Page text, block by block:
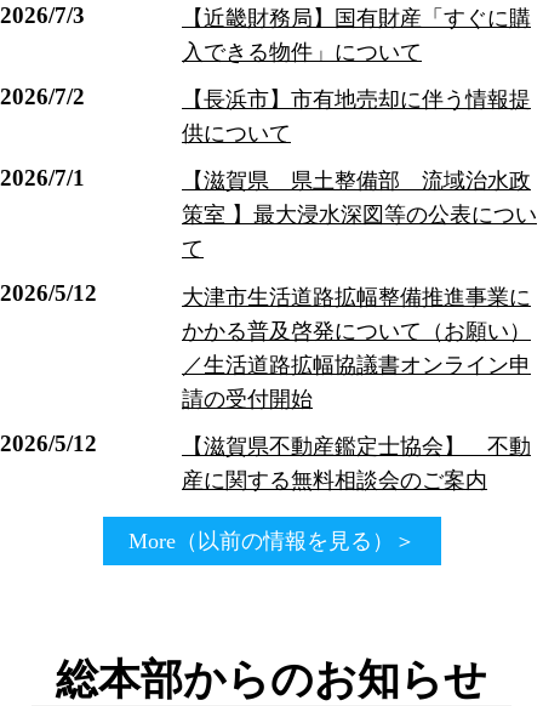
2026/7/3
【近畿財務局】国有財産「すぐに購
入できる物件」について
2026/7/2
【長浜市】市有地売却に伴う情報提
供について
2026/7/1
【滋賀県 県土整備部 流域治水政
策室 】最大浸水深図等の公表につい
て
2026/5/12
大津市生活道路拡幅整備推進事業に
かかる普及啓発について（お願い）
／生活道路拡幅協議書オンライン申
請の受付開始
2026/5/12
【滋賀県不動産鑑定士協会】 不動
産に関する無料相談会のご案内
More（以前の情報を見る）＞
総本部からのお知らせ